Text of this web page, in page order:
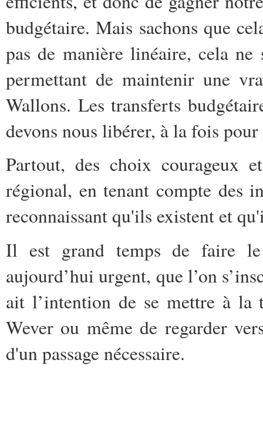
budgétaire. Mais sachons que
pas de manière linéaire, cela ne
permettant de maintenir une
Wallons. Les transferts
devons nous libérer, à la fois
Partout, des choix courageux
régional, en tenant compte des
reconnaissant qu'ils existent et
Il est grand temps de faire
aujourd’hui urgent, que l’on
ait l’intention de se mettre à la
Wever ou même de regarder
d'un passage nécessaire.